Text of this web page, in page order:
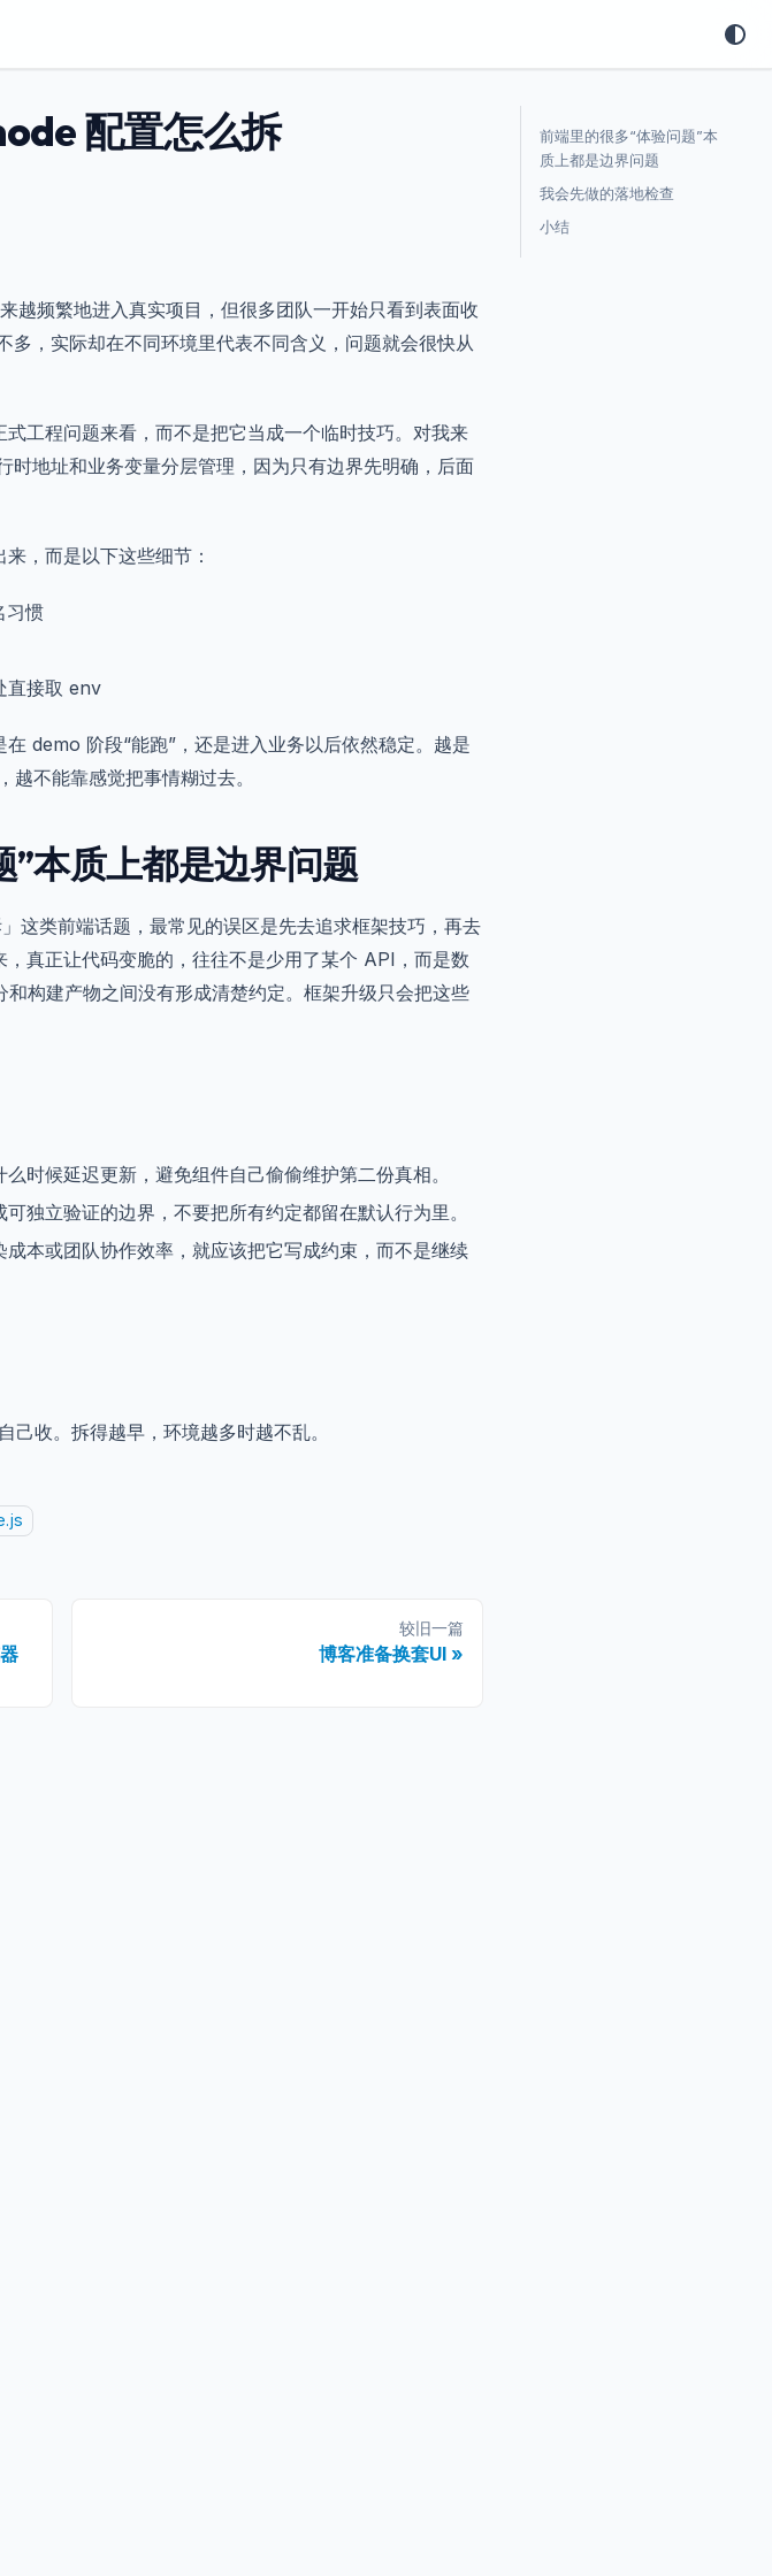
配置怎么拆
频繁地进入真实项目，但很多团队一开始只看到表面收
多，实际却在不同环境里代表不同含义，问题就会很快从
工程问题来看，而不是把它当成一个临时技巧。对我来
时地址和业务变量分层管理，因为只有边界先明确，后面
，而是以下这些细节：
习惯
直接取 env
demo 阶段“能跑”，还是进入业务以后依然稳定。越是
不能靠感觉把事情糊过去。
”本质上都是边界问题
这类前端话题，最常见的误区是先去追求框架技巧，再去
真正让代码变脆的，往往不是少用了某个 API，而是数
构建产物之间没有形成清楚约定。框架升级只会把这些
时候延迟更新，避免组件自己偷偷维护第二份真相。
独立验证的边界，不要把所有约定都留在默认行为里。
本或团队协作效率，就应该把它写成约束，而不是继续
收。拆得越早，环境越多时越不乱。
较旧一篇
博客准备换套UI
前端里的很多“体验问题”本
质上都是边界问题
我会先做的落地检查
小结